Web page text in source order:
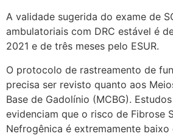
A validade sugerida do exame de
ambulatoriais com DRC estável é
2021 e de três meses pelo ESUR.
O protocolo de rastreamento de
precisa ser revisto quanto aos
Base de Gadolínio (MCBG).
evidenciam que o risco de Fibrose
Nefrogênica é extremamente baixo